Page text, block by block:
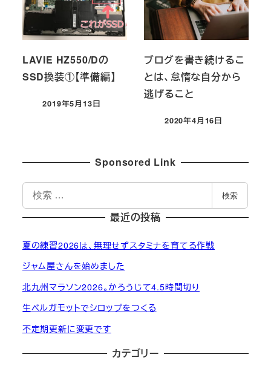
LAVIE HZ550/Dの
SSD換装①【準備編】
投稿日
2019年5月13日
ブログを書き続けるこ
とは、怠惰な自分から
逃げること
投稿日
2020年4月16日
Sponsored Link
索
検索
最近の投稿
夏の練習2026は、無理せずスタミナを育てる作戦
ジャム屋さんを始めました
北九州マラソン2026。かろうじて4.5時間切り
生ベルガモットでシロップをつくる
不定期更新に変更です
カテゴリー